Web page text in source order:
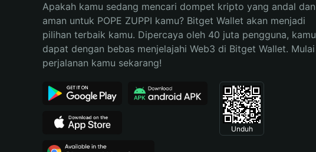
Bahasa Indonesia
Español (Argentina)
Apakah kamu sedang mencari dompet kripto yang andal dan
aman untuk POPE ZUPPI kamu? Bitget Wallet akan menjadi
pilihan terbaik kamu. Dipercaya oleh 40 juta pengguna, kamu
dapat dengan bebas menjelajahi Web3 di Bitget Wallet. Mulai
perjalanan kamu sekarang!
Unduh